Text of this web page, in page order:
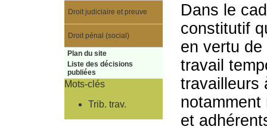
Dans le
constitutif
en vertu de
travail
travailleurs
et
Droit judiciaire et preuve
Droit pénal (social)
Plan du site
Liste des décisions
publiées
Mots-clés
Trib. trav.